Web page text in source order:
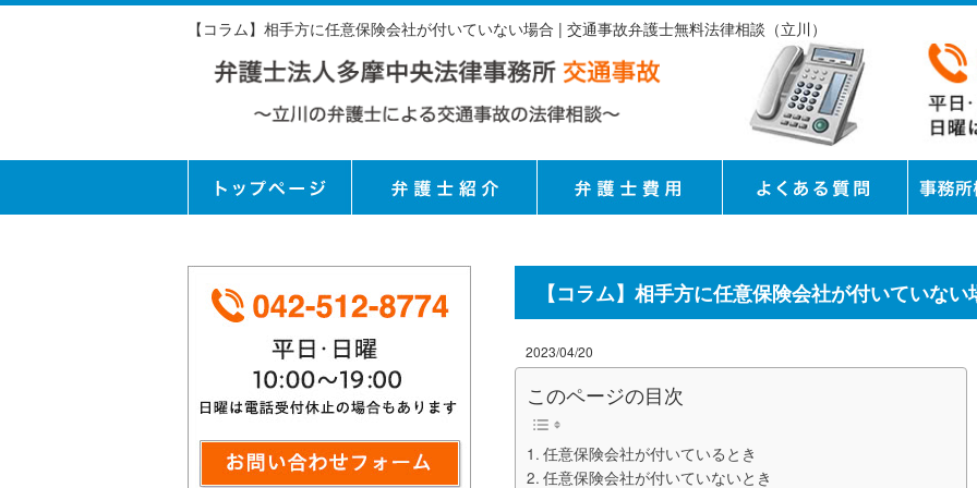
【コラム】相手方に任意保険会社が付いていない場合 | 交通事故弁護士無料法律相談（立川）
【コラム】相手方に任意保険会社が付いていない
2023/04/20
このページの目次
任意保険会社が付いているとき
任意保険会社が付いていないとき